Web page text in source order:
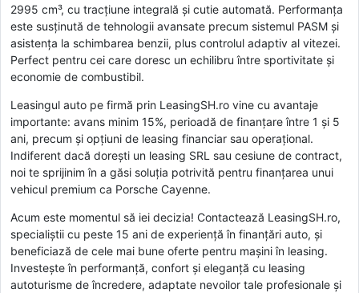
2995 cm³, cu tracțiune integrală și cutie automată. Performanța
este susținută de tehnologii avansate precum sistemul PASM și
asistența la schimbarea benzii, plus controlul adaptiv al vitezei.
Perfect pentru cei care doresc un echilibru între sportivitate și
economie de combustibil.
Leasingul auto pe firmă prin LeasingSH.ro vine cu avantaje
importante: avans minim 15%, perioadă de finanțare între 1 și 5
ani, precum și opțiuni de leasing financiar sau operațional.
Indiferent dacă dorești un leasing SRL sau cesiune de contract,
noi te sprijinim în a găsi soluția potrivită pentru finanțarea unui
vehicul premium ca Porsche Cayenne.
Acum este momentul să iei decizia! Contactează LeasingSH.ro,
specialiștii cu peste 15 ani de experiență în finanțări auto, și
beneficiază de cele mai bune oferte pentru mașini în leasing.
Investește în performanță, confort și eleganță cu leasing
autoturisme de încredere, adaptate nevoilor tale profesionale și